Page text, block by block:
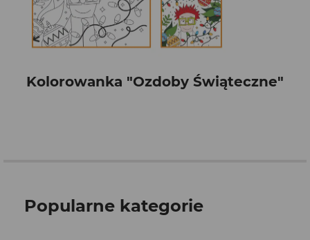
Kolorowanka "Ozdoby Świąteczne"
Popularne kategorie